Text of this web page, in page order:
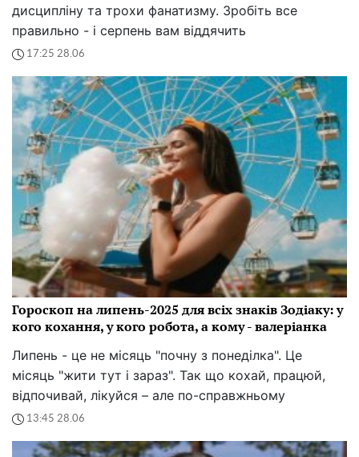
дисципліну та трохи фанатизму. Зробіть все
правильно - і серпень вам віддячить
17:25 28.06
Гороскоп на липень-2025 для всіх знаків Зодіаку: у
кого кохання, у кого робота, а кому - валеріанка
Липень - це не місяць "почну з понеділка". Це
місяць "жити тут і зараз". Так що кохай, працюй,
відпочивай, лікуйся – але по-справжньому
13:45 28.06